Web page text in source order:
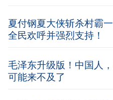
夏付钢夏大侠斩杀村霸一
全民欢呼并强烈支持！
毛泽东升级版！中国人
可能来不及了